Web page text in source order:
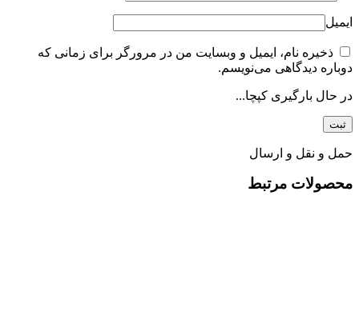
ایمیل
ذخیره نام، ایمیل و وبسایت من در مرورگر برای زمانی که
دوباره دیدگاهی می‌نویسم.
در حال بارگیری کپچا...
حمل و نقل و ارسال
محصولات مرتبط